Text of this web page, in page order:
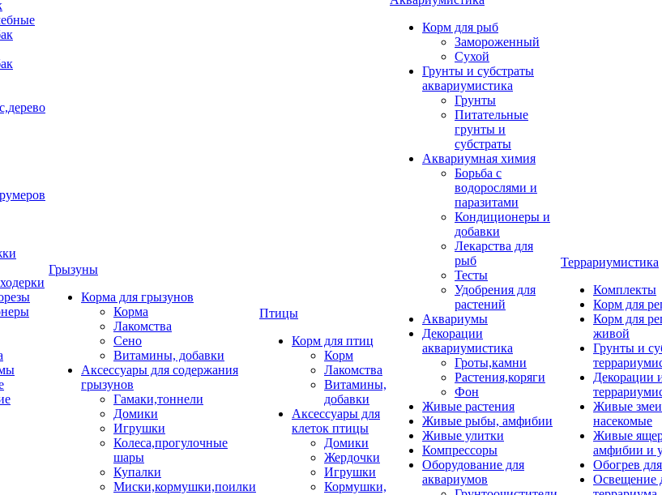
Грызуны
Корма для грызунов
Корма
Лакомства
Сено
Витамины, добавки
Аксессуары для содержания
грызунов
Гамаки,тоннели
Домики
Игрушки
Колеса,прогулочные
шары
Купалки
Миски,кормушки,поилки
Птицы
Корм для птиц
Корм
Лакомства
Витамины,
добавки
Аксессуары для
клеток птицы
Домики
Жердочки
Игрушки
Кормушки,
Корм для рыб
Замороженный
Сухой
Грунты и субстраты
аквариумистика
Грунты
Питательные
грунты и
субстраты
Аквариумная химия
Борьба с
водорослями и
паразитами
Кондиционеры и
добавки
Лекарства для
рыб
Тесты
Удобрения для
растений
Аквариумы
Декорации
аквариумистика
Гроты,камни
Растения,коряги
Фон
Живые растения
Живые рыбы, амфибии
Живые улитки
Компрессоры
Оборудование для
аквариумов
Террариумистика
Комплекты
Корм для
Корм для
живой
Грунты и
Декорации
Живые
насекомые
Живые
амфибии и
Обогрев
Освещение